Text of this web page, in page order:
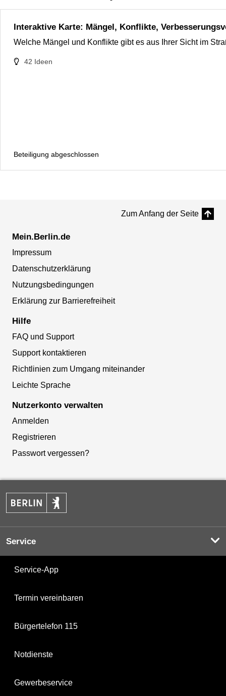
Interaktive Karte: Mängel, Konflikte,
Welche Mängel und Konflikte gibt es aus Ihrer Sicht im
42 Ideen
Beteiligung abgeschlossen
Zum Anfang der Seite
Mein.Berlin.de
Impressum
Datenschutzerklärung
Nutzungsbedingungen
Erklärung zur Barrierefreiheit
Hilfe
FAQ und Support
Support kontaktieren
Richtlinien zum Umgang miteinander
Leichte Sprache
Nutzerkonto verwalten
Anmelden
Registrieren
Passwort vergessen?
Service
Service-App
Termin vereinbaren
Bürgertelefon 115
Notdienste
Gewerbeservice